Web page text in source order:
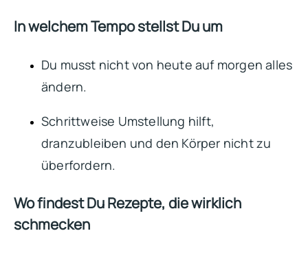
In welchem Tempo stellst Du um
Du musst nicht von heute auf morgen alles
ändern.
Schrittweise Umstellung hilft,
dranzubleiben und den Körper nicht zu
überfordern.
Wo findest Du Rezepte, die wirklich
schmecken